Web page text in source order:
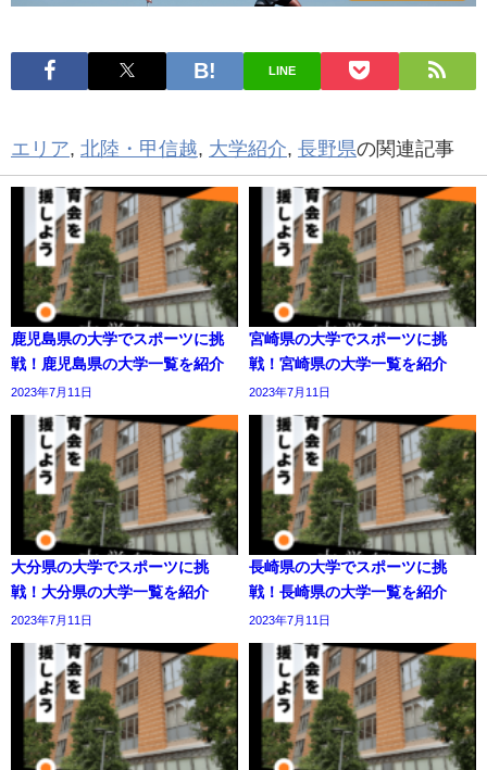
LINE
エリア 北陸・甲信越 大学紹介 長野県の関連記事
鹿児島県の大学でスポーツに挑
戦！鹿児島県の大学一覧を紹介
2023年7月11日
宮崎県の大学でスポーツに挑
戦！宮崎県の大学一覧を紹介
2023年7月11日
大分県の大学でスポーツに挑
戦！大分県の大学一覧を紹介
2023年7月11日
長崎県の大学でスポーツに挑
戦！長崎県の大学一覧を紹介
2023年7月11日